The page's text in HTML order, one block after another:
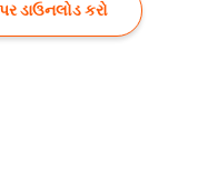
ડાઉનલોડ કરો